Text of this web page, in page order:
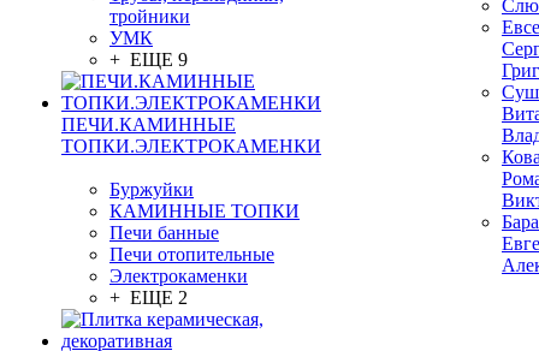
тройники
УМК
+ ЕЩЕ 9
ПЕЧИ.КАМИННЫЕ
ТОПКИ.ЭЛЕКТРОКАМЕНКИ
Буржуйки
КАМИННЫЕ ТОПКИ
Печи банные
Печи отопительные
Электрокаменки
+ ЕЩЕ 2